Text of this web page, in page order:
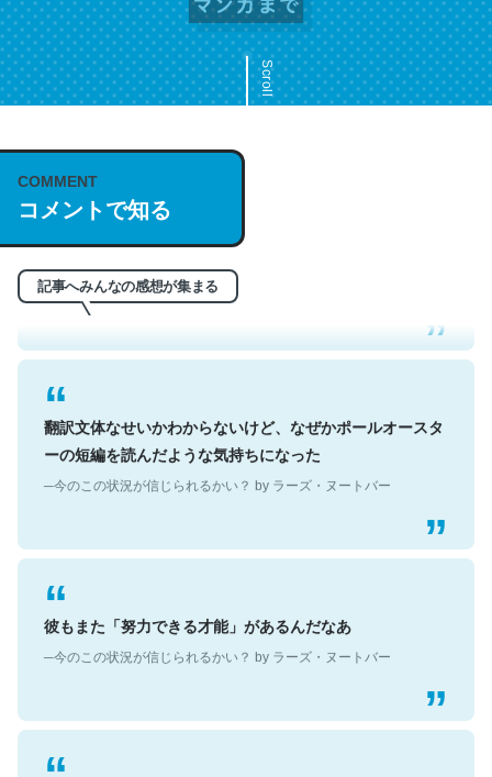
Scroll
COMMENT
コメントで知る
記事へみんなの感想が集まる
これは名文。彼はとてもクレバーなんだろうなと凄く思
う。英語少しでも読める人は原文もお勧め。自分はこの流
れ好き。Let’s Fucking Go. Then Covid hit. Shit.
─今のこの状況が信じられるかい？ by ラーズ・ヌートバー
翻訳文体なせいかわからないけど、なぜかポールオースタ
ーの短編を読んだような気持ちになった
彼もまた「努力できる才能」があるんだなあ